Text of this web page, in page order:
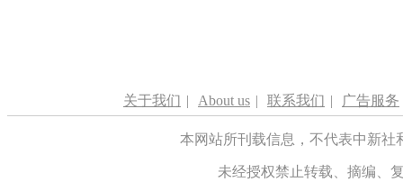
关于我们 | About us | 联系我们 | 广告服务
本网站所刊载信息，不代表中新
未经授权禁止转载、摘编、